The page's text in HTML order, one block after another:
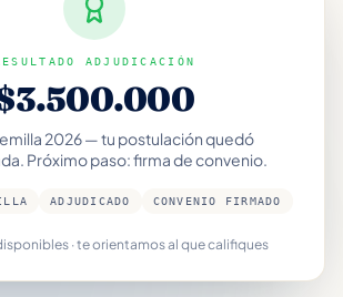
ADJUDICACIÓN
2026 — tu postulación quedó
Próximo paso: firma de convenio.
ADJUDICADO CONVENIO FIRMADO
· te orientamos al que califiques